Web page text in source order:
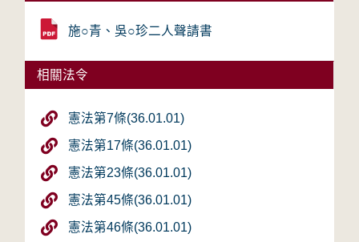
施○青、吳○珍二人聲請書
相關法令
憲法第7條(36.01.01)
憲法第17條(36.01.01)
憲法第23條(36.01.01)
憲法第45條(36.01.01)
憲法第46條(36.01.01)